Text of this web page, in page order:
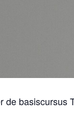
basiscursus